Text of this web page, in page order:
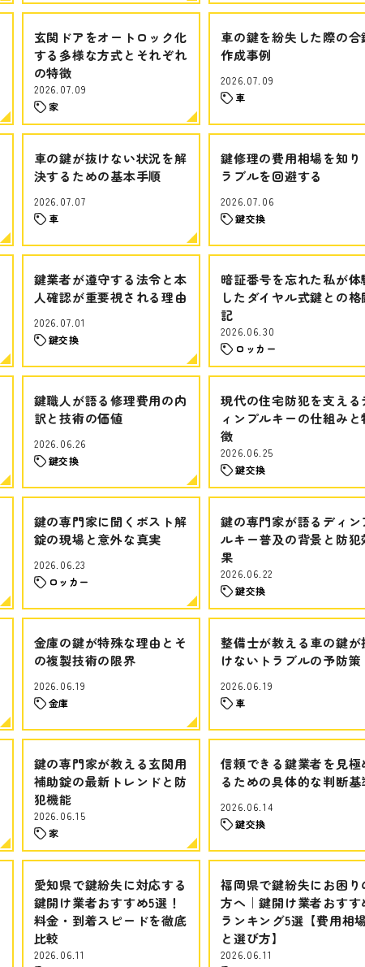
玄関ドアをオートロック化
する多様な方式とそれぞれ
の特徴
2026.07.09
家
車の鍵を紛失した際の合
作成事例
2026.07.09
車
車の鍵が抜けない状況を解
決するための基本手順
2026.07.07
車
鍵修理の費用相場を知り
ラブルを回避する
2026.07.06
鍵交換
鍵業者が遵守する法令と本
人確認が重要視される理由
2026.07.01
鍵交換
暗証番号を忘れた私が体
したダイヤル式鍵との格
記
2026.06.30
ロッカー
鍵職人が語る修理費用の内
訳と技術の価値
2026.06.26
鍵交換
現代の住宅防犯を支える
ィンプルキーの仕組みと
徴
2026.06.25
鍵交換
鍵の専門家に聞くポスト解
錠の現場と意外な真実
2026.06.23
ロッカー
鍵の専門家が語るディン
ルキー普及の背景と防犯
果
2026.06.22
鍵交換
金庫の鍵が特殊な理由とそ
の複製技術の限界
2026.06.19
金庫
整備士が教える車の鍵が
けないトラブルの予防策
2026.06.19
車
鍵の専門家が教える玄関用
補助錠の最新トレンドと防
犯機能
2026.06.15
家
信頼できる鍵業者を見極
るための具体的な判断基
2026.06.14
鍵交換
愛知県で鍵紛失に対応する
鍵開け業者おすすめ5選！
料金・到着スピードを徹底
比較
2026.06.11
福岡県で鍵紛失にお困り
方へ｜鍵開け業者おすす
ランキング5選【費用相
と選び方】
2026.06.11